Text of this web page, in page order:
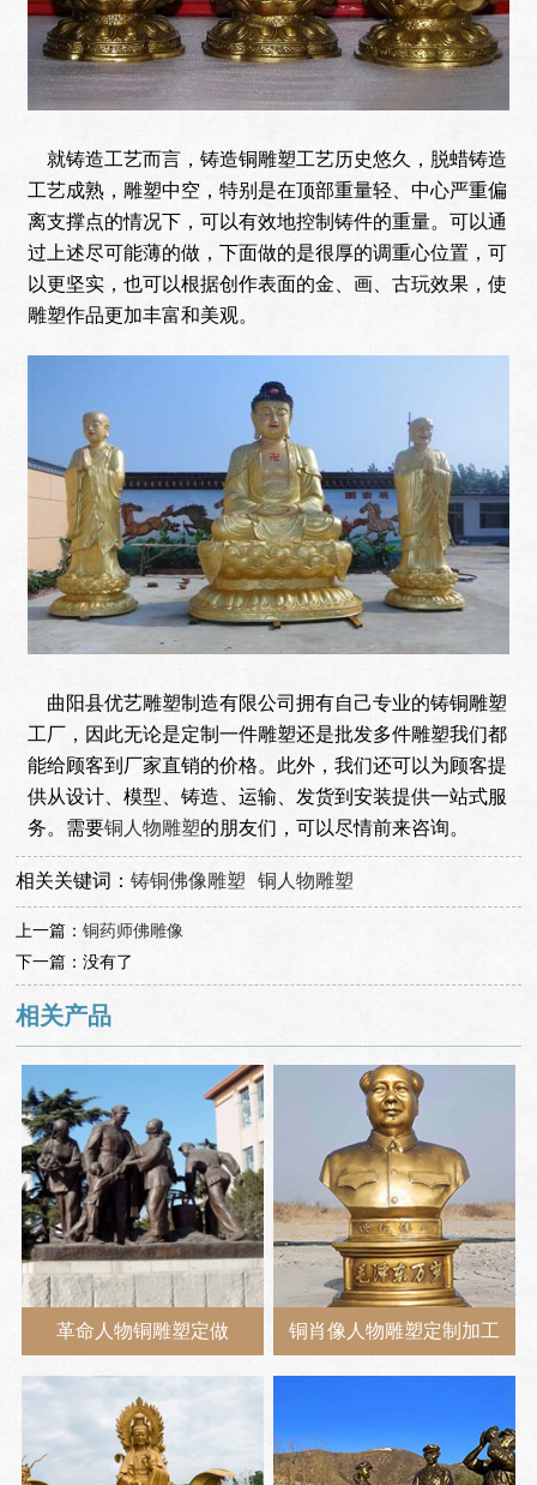
就铸造工艺而言，铸造铜雕塑工艺历史悠久，脱蜡铸造
工艺成熟，雕塑中空，特别是在顶部重量轻、中心严重偏
离支撑点的情况下，可以有效地控制铸件的重量。可以通
过上述尽可能薄的做，下面做的是很厚的调重心位置，可
以更坚实，也可以根据创作表面的金、画、古玩效果，使
雕塑作品更加丰富和美观。
曲阳县优艺雕塑制造有限公司拥有自己专业的铸铜雕塑
工厂，因此无论是定制一件雕塑还是批发多件雕塑我们都
能给顾客到厂家直销的价格。此外，我们还可以为顾客提
供从设计、模型、铸造、运输、发货到安装提供一站式服
务。需要铜人物雕塑的朋友们，可以尽情前来咨询。
相关关键词：铸铜佛像雕塑 铜人物雕塑
上一篇：铜药师佛雕像
下一篇：没有了
相关产品
革命人物铜雕塑定做 铜肖像人物雕塑定制加工